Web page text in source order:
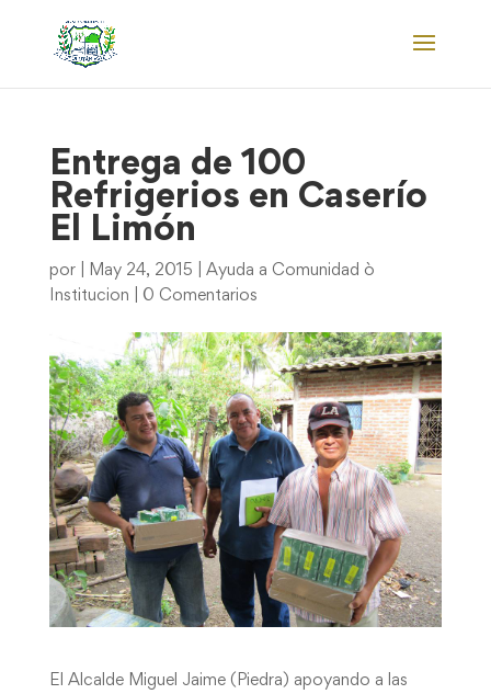
Entrega de 100
Refrigerios en Caserío
El Limón
por May 24, 2015
Ayuda a Comunidad ò
Institucion
0 Comentarios
El Alcalde Miguel Jaime (Piedra) apoyando a las